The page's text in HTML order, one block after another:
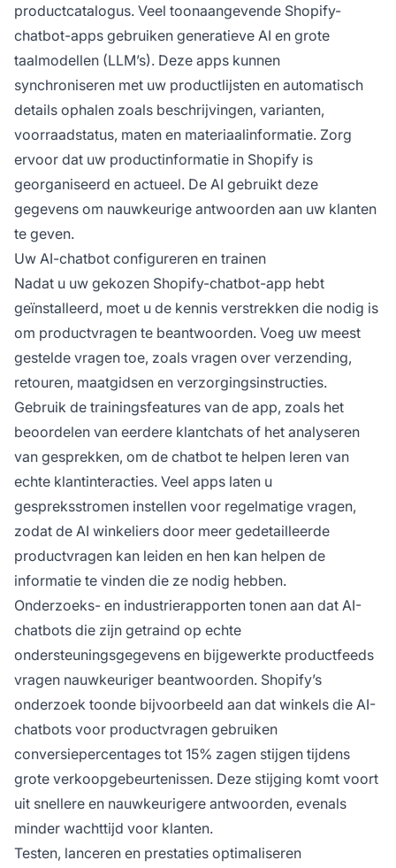
productcatalogus. Veel toonaangevende Shopify-
chatbot-apps gebruiken generatieve AI en grote
taalmodellen (LLM’s). Deze apps kunnen
synchroniseren met uw productlijsten en automatisch
details ophalen zoals beschrijvingen, varianten,
voorraadstatus, maten en materiaalinformatie. Zorg
ervoor dat uw productinformatie in Shopify is
georganiseerd en actueel. De AI gebruikt deze
gegevens om nauwkeurige antwoorden aan uw klanten
te geven.
Uw AI-chatbot configureren en trainen
Nadat u uw gekozen Shopify-chatbot-app hebt
geïnstalleerd, moet u de kennis verstrekken die nodig is
om productvragen te beantwoorden. Voeg uw meest
gestelde vragen toe, zoals vragen over verzending,
retouren, maatgidsen en verzorgingsinstructies.
Gebruik de trainingsfeatures van de app, zoals het
beoordelen van eerdere klantchats of het analyseren
van gesprekken, om de chatbot te helpen leren van
echte klantinteracties. Veel apps laten u
gespreksstromen instellen voor regelmatige vragen,
zodat de AI winkeliers door meer gedetailleerde
productvragen kan leiden en hen kan helpen de
informatie te vinden die ze nodig hebben.
Onderzoeks- en industrierapporten tonen aan dat AI-
chatbots die zijn getraind op echte
ondersteuningsgegevens en bijgewerkte productfeeds
vragen nauwkeuriger beantwoorden. Shopify’s
onderzoek toonde bijvoorbeeld aan dat winkels die AI-
chatbots voor productvragen gebruiken
conversiepercentages tot 15% zagen stijgen tijdens
grote verkoopgebeurtenissen. Deze stijging komt voort
uit snellere en nauwkeurigere antwoorden, evenals
minder wachttijd voor klanten.
Testen, lanceren en prestaties optimaliseren